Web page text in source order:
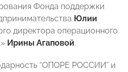
Фонда поддержки
Юлии
директора операционного
Ирины Агаповой.
“ОПОРЕ РОССИИ” и